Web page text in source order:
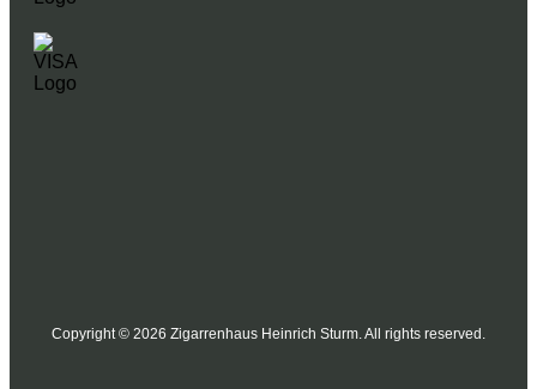
Copyright © 2026 Zigarrenhaus Heinrich Sturm. All rights reserved.